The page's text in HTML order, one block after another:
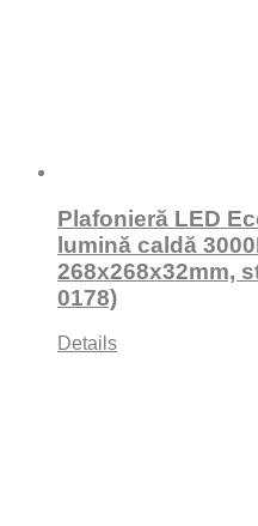
Plafonieră LED
lumină caldă
268x268x32mm,
0178)
Details